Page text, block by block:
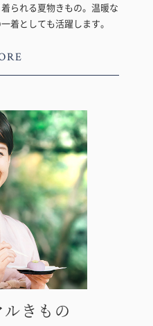
られる夏物きもの。温暖な
着としても活躍します。
きもの